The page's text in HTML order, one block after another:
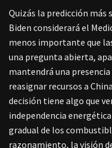
Quizás la predicción más
Biden considerará el
menos importante que
una pregunta abierta,
mantendrá una
reasignar recursos a
decisión tiene algo que
independencia
gradual de los
razonamiento, la visión